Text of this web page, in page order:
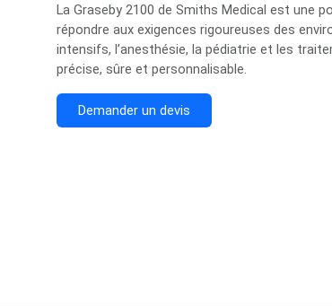
La Graseby 2100 de Smiths Medical est une
répondre aux exigences rigoureuses des
intensifs, l’anesthésie, la pédiatrie et les
précise, sûre et personnalisable.
Demander un devis